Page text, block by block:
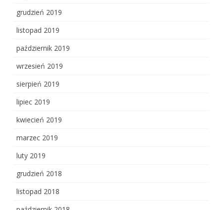
grudzień 2019
listopad 2019
październik 2019
wrzesień 2019
sierpień 2019
lipiec 2019
kwiecień 2019
marzec 2019
luty 2019
grudzień 2018
listopad 2018